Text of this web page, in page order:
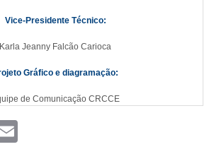
Vice-Presidente Técnico:
Karla Jeanny Falcão Carioca
Gráfico e diagramação:
de Comunicação CRCCE